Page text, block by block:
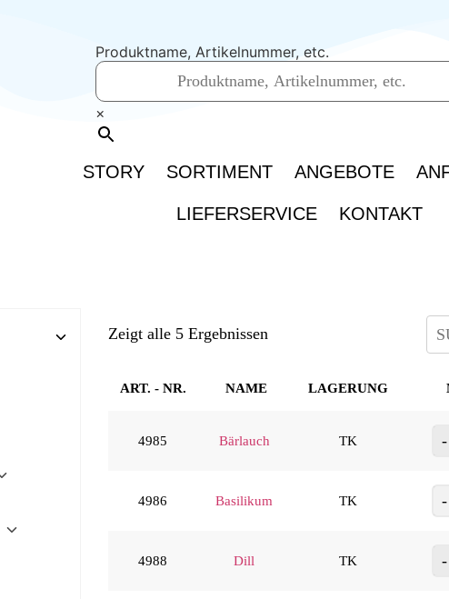
Produktname, Artikelnummer, etc.
×
STORY SORTIMENT ANGEBOTE
LIEFERSERVICE KONTAKT
Zeigt alle 5 Ergebnissen
ART. - NR. NAME LAGERUNG
4985 Bärlauch TK
4986 Basilikum TK
4988 Dill TK